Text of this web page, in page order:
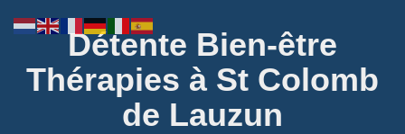
Détente Bien-être
Thérapies à St Colomb
de Lauzun